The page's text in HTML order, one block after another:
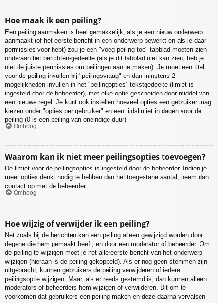
Hoe maak ik een peiling?
Een peiling aanmaken is heel gemakkelijk, als je een nieuw onderwerp
aanmaakt (of het eerste bericht in een onderwerp bewerkt en als je daar
permissies voor hebt) zou je een "voeg peiling toe" tabblad moeten zien
onderaan het berichten-gedeelte (als je dit tabblad niet kan zien, heb je
niet de juiste permissies om peilingen aan te maken). Je moet een titel
voor de peiling invullen bij "peilingsvraag" en dan minstens 2
mogelijkheden invullen in het "peilingopties"-tekstgedeelte (limiet is
ingesteld door de beheerder), met elke optie gescheiden door middel van
een nieuwe regel. Je kunt ook instellen hoeveel opties een gebruiker mag
kiezen onder "opties per gebruiker" en een tijdslimiet in dagen voor de
peiling (0 is een peiling van oneindige duur).
Omhoog
Waarom kan ik niet meer peilingsopties toevoegen?
De limiet voor de peilingsopties is ingesteld door de beheerder. Indien je
meer opties denkt nodig te hebben dan het toegestane aantal, neem dan
contact op met de beheerder.
Omhoog
Hoe wijzig of verwijder ik een peiling?
Net zoals bij de berichten kan een peiling alleen gewijzigd worden door
degene die hem gemaakt heeft, en door een moderator of beheerder. Om
de peiling te wijzigen moet je het allereerste bericht van het onderwerp
wijzigen (hieraan is de peiling gekoppeld). Als er nog geen stemmen zijn
uitgebracht, kunnen gebruikers de peiling verwijderen of iedere
peilingsoptie wijzigen. Maar, als er reeds gestemd is, dan kunnen alleen
moderators of beheerders hem wijzigen of verwijderen. Dit om te
voorkomen dat gebruikers een peiling maken en deze daarna vervalsen